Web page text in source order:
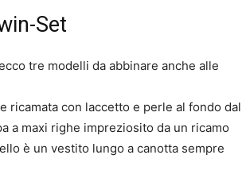
Set
tre modelli da abbinare anche alle
ricamata con laccetto e perle al fondo dal
a maxi righe impreziosito da un ricamo
è un vestito lungo a canotta sempre